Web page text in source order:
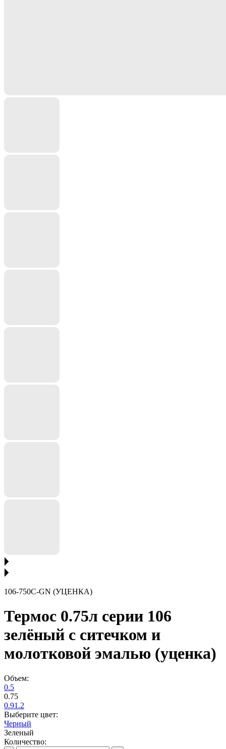
106-750C-GN (УЦЕНКА)
Термос 0.75л серии 106
зелёный с ситечком и
молотковой эмалью (уценка)
Объем:
0.5
0.75
0.91.2
Выберите цвет:
Черный
Зеленый
Количество: